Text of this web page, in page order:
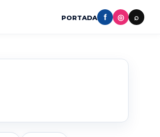
PORTADA f ◎ ⌕